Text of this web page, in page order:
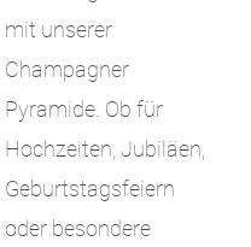
mit unserer
Champagner
Pyramide. Ob für
Hochzeiten, Jubiläen,
Geburtstagsfeiern
oder besondere